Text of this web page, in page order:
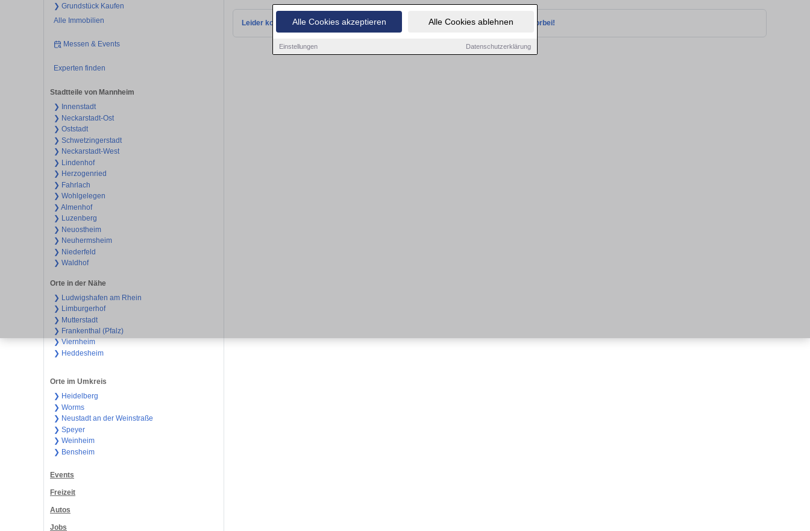
Alle Cookies akzeptieren Alle Cookies ablehnen
Einstellungen Datenschutzerklärung
❯ Grundstück Kaufen
Alle Immobilien
Messen & Events
Experten finden
Stadtteile von Mannheim
❯ Innenstadt
❯ Neckarstadt-Ost
❯ Oststadt
❯ Schwetzingerstadt
❯ Neckarstadt-West
❯ Lindenhof
❯ Herzogenried
❯ Fahrlach
❯ Wohlgelegen
❯ Almenhof
❯ Luzenberg
❯ Neuostheim
❯ Neuhermsheim
❯ Niederfeld
❯ Waldhof
Orte in der Nähe
❯ Ludwigshafen am Rhein
❯ Limburgerhof
❯ Mutterstadt
❯ Frankenthal (Pfalz)
❯ Viernheim
❯ Heddesheim
Orte im Umkreis
❯ Heidelberg
❯ Worms
❯ Neustadt an der Weinstraße
❯ Speyer
❯ Weinheim
❯ Bensheim
Events
Freizeit
Autos
Jobs
Leider konnten wir derzeit keine passenden Objekte finden. Schauen Sie bald wieder vorbei!